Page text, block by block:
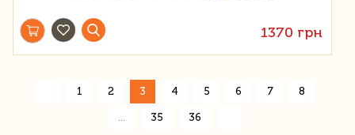
1370 грн
1 2 3 4 5 6 7 8
35 36